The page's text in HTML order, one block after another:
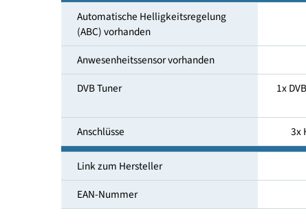
Medianpreis [€]
Stromkosten in 10 Jahren [EUR]
(ABC) vorhanden
Anwesenheitssensor vorhanden
DVB Tuner